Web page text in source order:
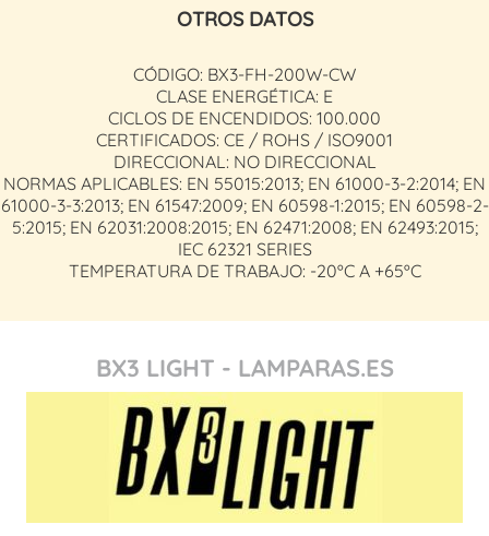
OTROS DATOS
CÓDIGO: BX3-FH-200W-CW
CLASE ENERGÉTICA: E
CICLOS DE ENCENDIDOS: 100.000
CERTIFICADOS: CE / ROHS / ISO9001
DIRECCIONAL: NO DIRECCIONAL
NORMAS APLICABLES: EN 55015:2013; EN 61000-3-2:2014; EN
61000-3-3:2013; EN 61547:2009; EN 60598-1:2015; EN 60598-2-
5:2015; EN 62031:2008:2015; EN 62471:2008; EN 62493:2015;
IEC 62321 SERIES
TEMPERATURA DE TRABAJO: -20ºC A +65ºC
BX3 LIGHT - LAMPARAS.ES